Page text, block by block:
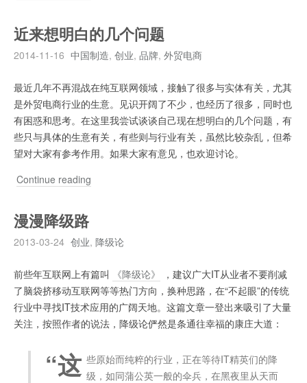
未
必
给
业
生
涯
加
分
近来想明白的几个问题
2014-11-16 中国制造, 创业, 品牌, 外贸电商
最近几年不再混战在纯互联网领域，接触了很多与实体有关，尤其
是外贸电商行业的生意。见识开阔了不少，也经历了很多，同时也
有困惑和思考。在这里我尝试谈谈自己现在想明白的几个问题，有
些只与具体的生意有关，有些则与行业有关，虽然比较杂乱，但希
望对大家有参考作用。如果大家有意见，也欢迎讨论。
Continue reading
白
几
个
问
题
漫漫降级路
2013-03-24 创业, 降级论
前些年互联网上有篇叫 《降级论》
，建议广大IT从业者不要削减
了脑袋挤移动互联网等等热门方向，换种思路，在“不起眼”的传统
行业中寻找IT技术应用的广阔天地。这篇文章一登出来吸引了大量
关注，按照作者的说法，降级论俨然是条通往幸福的康庄大道：
“这 些原始而纯粹的行业，正在等待IT精英们的降
级，如同蒲公英一般的伞兵，在黑夜里从天而